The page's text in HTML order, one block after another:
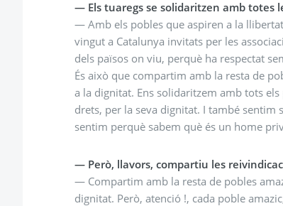
— Els tuaregs se solidaritzen amb totes
— Amb els pobles que aspiren a la
vingut a Catalunya invitats per les
dels països on viu, perquè ha respectat
És això que compartim amb la resta de
a la dignitat. Ens solidaritzem amb tots
drets, per la seva dignitat. I també
sentim perquè sabem què és un home
— Però, llavors, compartiu les
— Compartim amb la resta de pobles
dignitat. Però, atenció !, cada poble